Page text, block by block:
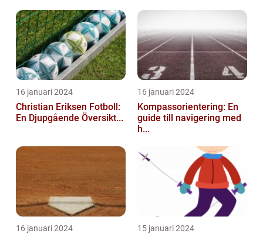
16 januari 2024
Christian Eriksen Fotboll:
En Djupgående Översikt...
16 januari 2024
Kompassorientering: En
guide till navigering med
h...
16 januari 2024 15 januari 2024